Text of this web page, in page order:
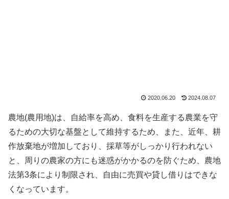
2020.06.20 2024.08.07
農地(農用地)は、自給率を高め、食料を生産する農業を守
るための大切な基盤として維持するため、また、近年、耕
作放棄地が増加しており、採草等がしっかり行われない
と、周りの農家の方にも迷惑がかかるのを防ぐため、農地
法第3条により制限され、自由に売買や貸し借りはできな
くなっています。